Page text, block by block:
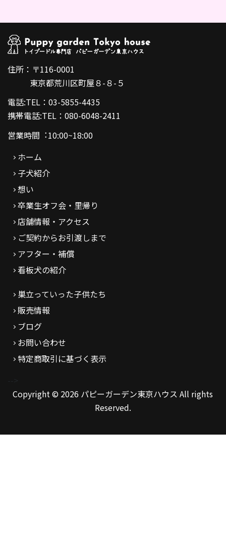
住所：〒116-0001
東京都荒川区町屋８-８-５
電話:TEL：03-5855-4435
携帯電話:TEL：080-6048-2411
営業時間︓10:00~18:00
ホーム
子犬紹介
想い
卒業生オフ会・里帰り
店舗情報・アクセス
ご契約からお引渡しまで
アフター・補償
看板犬の紹介
巣立っていった子供たち
販売情報
ブログ
お問い合わせ
特定商取引に基づく表示
Copyright © 2026 パピーガーデン東京ハウス All rights
Reserved.